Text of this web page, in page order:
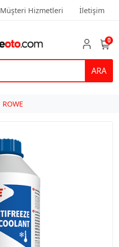
Müşteri Hizmetleri İletişim
ARA
0
ROWE